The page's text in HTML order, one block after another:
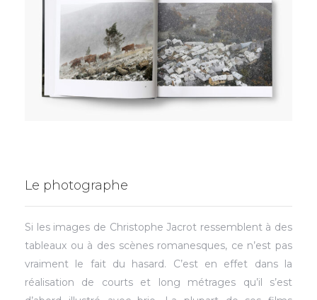
Le photographe
Si les images de Christophe Jacrot ressemblent à des
tableaux ou à des scènes romanesques, ce n’est pas
vraiment le fait du hasard. C’est en effet dans la
réalisation de courts et long métrages qu’il s’est